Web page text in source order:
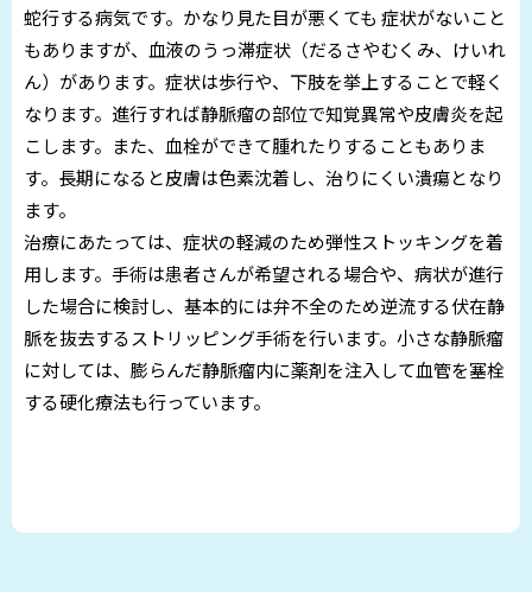
蛇行する病気です。かなり見た目が悪くても 症状がないこと
もありますが、血液のうっ滞症状（だるさやむくみ、けいれ
ん）があります。症状は歩行や、下肢を挙上することで軽く
なります。進行すれば静脈瘤の部位で知覚異常や皮膚炎を起
こします。また、血栓ができて腫れたりすることもありま
す。長期になると皮膚は色素沈着し、治りにくい潰瘍となり
ます。
治療にあたっては、症状の軽減のため弾性ストッキングを着
用します。手術は患者さんが希望される場合や、病状が進行
した場合に検討し、基本的には弁不全のため逆流する伏在静
脈を抜去するストリッピング手術を行います。小さな静脈瘤
に対しては、膨らんだ静脈瘤内に薬剤を注入して血管を塞栓
する硬化療法も行っています。